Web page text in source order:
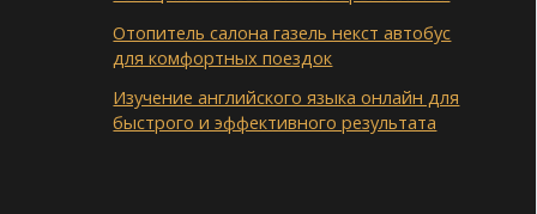
Отопитель салона газель некст автобус
для комфортных поездок
Изучение английского языка онлайн для
быстрого и эффективного результата